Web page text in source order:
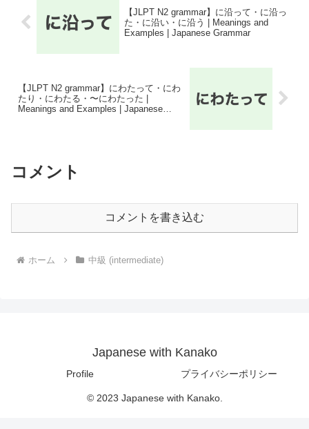
【JLPT N2 grammar】に沿って・に沿っ
た・に沿い・に沿う | Meanings and
Examples | Japanese Grammar
【JLPT N2 grammar】にわたって・にわ
たり・にわたる・〜にわたった |
Meanings and Examples | Japanese
コメント
コメントを書き込む
ホーム 中級 (intermediate)
Japanese with Kanako
Profile プライバシーポリシー
© 2023 Japanese with Kanako.